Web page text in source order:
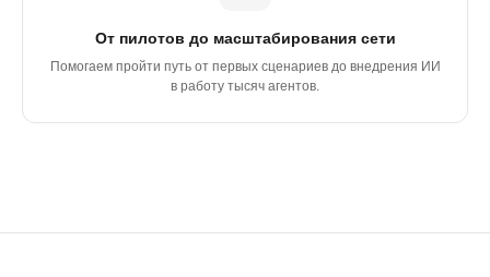
От пилотов до масштабирования сети
Помогаем пройти путь от первых сценариев до внедрения ИИ
в работу тысяч агентов.